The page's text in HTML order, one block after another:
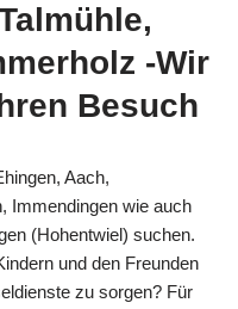
-Wir
Besuch
Aach,
Immendingen wie auch
(Hohentwiel) suchen.
und den Freunden
zu sorgen? Für